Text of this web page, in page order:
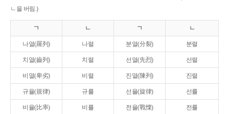
ㄴ을 버림.)
ㄱ ㄴ ㄱ ㄴ
나열(羅列) 나렬 분열(分裂) 분렬
치열(齒列) 치렬 선열(先烈) 선렬
비열(卑劣) 비렬 진열(陳列) 진렬
규율(規律) 규률 선율(旋律) 선률
비율(比率) 비률 전율(戰慄) 전률